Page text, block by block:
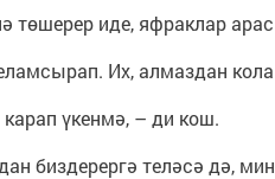
төшерер иде, яфраклар
Их, алмаздан
үкенмә, – ди кош.
биздерергә теләсә дә,